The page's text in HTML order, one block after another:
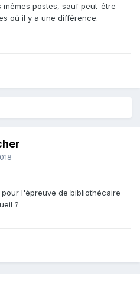
mêmes postes, sauf peut-être
où il y a une différence.
l'épreuve de bibliothécaire
?